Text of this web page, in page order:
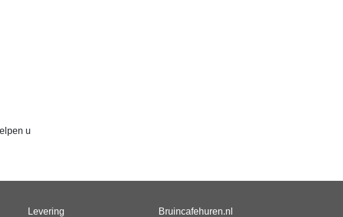
u
Levering Bruincafehuren.nl